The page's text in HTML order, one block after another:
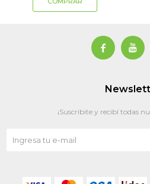
 
¡Suscribite y recibí todas